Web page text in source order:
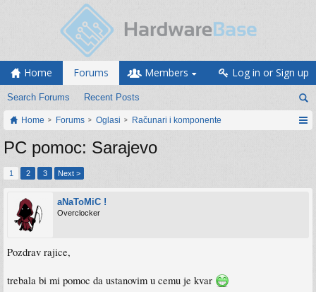
Home Forums
Search Forums Recent Posts
Members Log in or Sign up
Home Forums Oglasi Računari i komponente
PC pomoc: Sarajevo
1 2 3 Next >
aNaToMiC !
Overclocker
Pozdrav rajice,
trebala bi mi pomoc da ustanovim u cemu je kvar